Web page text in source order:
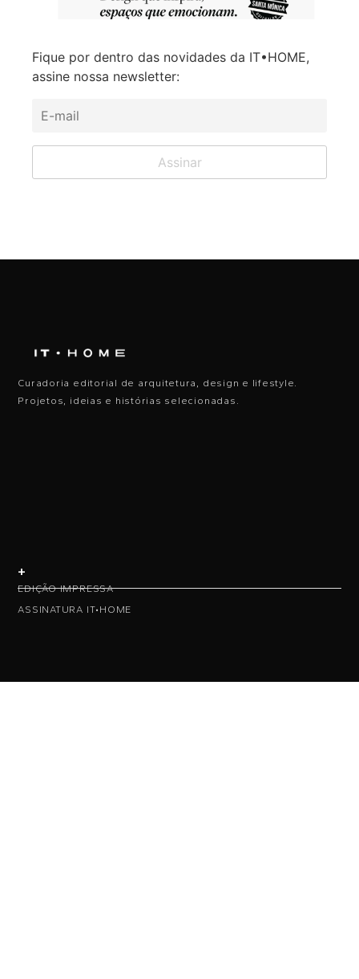
Fique por dentro das novidades da IT•HOME,
assine nossa newsletter:
Curadoria editorial de arquitetura, design e lifestyle.
Projetos, ideias e histórias selecionadas.
+
EDIÇÃO IMPRESSA
ASSINATURA IT•HOME